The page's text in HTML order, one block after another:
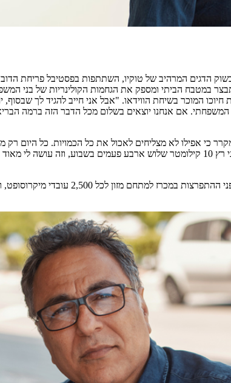
הדגים המרהיב של טוקיו, השתתפות בפסטיבל פריחת
במטבח הביתי ומספק את הגחמות הקולינריות של בני
חיוכו המוכר בשיחת הווידאו. "אבל אני חייב להגיד לך
אם אנחנו יוצאים בשלום מכל הדבר הזה ברמה
כי אפילו לא מצליחים לאכול את כל הכמויות. כל
"בצומת חיים מאוד חשוב. בדיוק